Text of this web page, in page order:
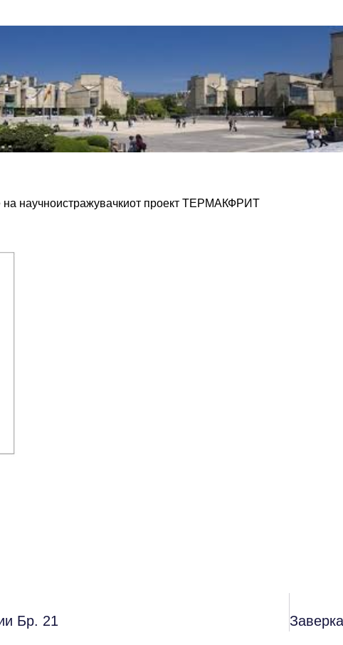
на научноистражувачкиот проект ТЕРМАКФРИТ
Бр. 21